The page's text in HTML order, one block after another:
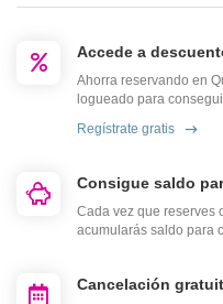
Accede a
Ahorra reservando en
logueado para
Regístrate gratis
Consigue saldo
Cada vez que reserves
acumularás saldo para
Cancelación